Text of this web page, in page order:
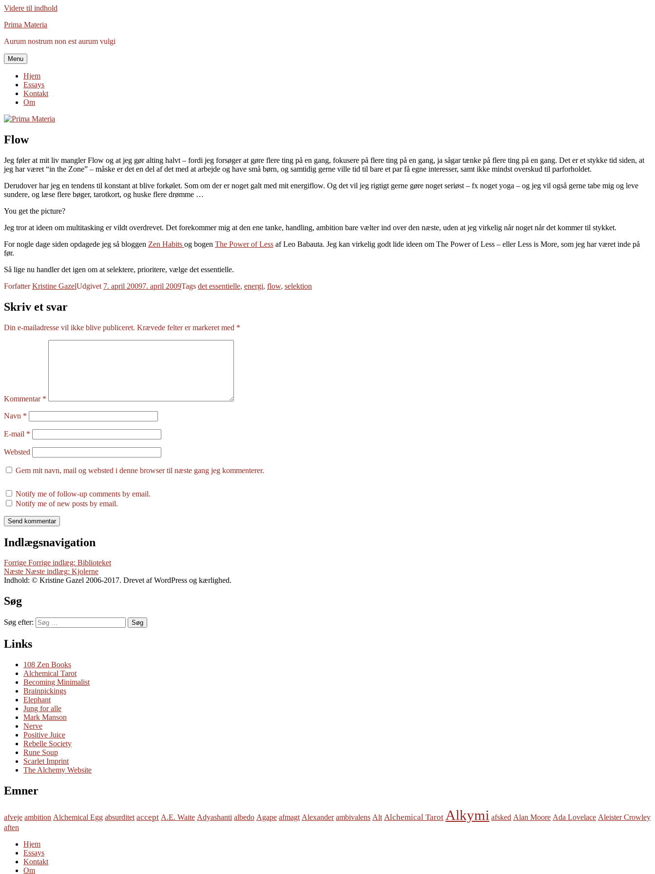
Videre til indhold
Prima Materia
Aurum nostrum non est aurum vulgi
Menu
Hjem
Essays
Kontakt
Om
Flow
Jeg føler at mit liv mangler Flow og at jeg gør alting halvt – fordi jeg forsøger at gøre flere ting på en gang, fokusere på flere ting på en gang, ja sågar tænke på flere ting på en gang. Det er et stykke tid siden, at
jeg har været “in the Zone” – måske er det en del af det med at arbejde og have små børn, og samtidig gerne ville tid til bare et par få egne interesser, samt ikke mindst overskud til parforholdet.
Derudover har jeg en tendens til konstant at blive forkølet. Som om der er noget galt med mit energiflow. Og det vil jeg rigtigt gerne gøre noget seriøst – fx noget yoga – og jeg vil også gerne tabe mig og leve
sundere, og læse flere bøger, tarotkort, og huske flere drømme …
You get the picture?
Jeg tror at ideen om multitasking er vildt overdrevet. Det forekommer mig at den ene tanke, handling, ambition bare vælter ind over den næste, uden at jeg virkelig når noget når det kommer til stykket.
For nogle dage siden opdagede jeg så bloggen Zen Habits og bogen The Power of Less af Leo Babauta. Jeg kan virkelig godt lide ideen om The Power of Less – eller Less is More, som jeg har været inde på
før.
Så lige nu handler det igen om at selektere, prioritere, vælge det essentielle.
ForfatterKristine GazelUdgivet 7. april 20097. april 2009Tags det essentielle, energi, flow, selektion
Skriv et svar
Din e-mailadresse vil ikke blive publiceret. Krævede felter er markeret med *
Kommentar *
Navn *
E-mail *
Websted
Gem mit navn, mail og websted i denne browser til næste gang jeg kommenterer.
Notify me of follow-up comments by email.
Notify me of new posts by email.
Indlægsnavigation
Forrige Forrige indlæg: Biblioteket
Næste Næste indlæg: Kjolerne
Indhold: © Kristine Gazel 2006-2017. Drevet af WordPress og kærlighed.
Søg
Søg efter: Søg
Links
108 Zen Books
Alchemical Tarot
Becoming Minimalist
Brainpickings
Elephant
Jung for alle
Mark Manson
Nerve
Positive Juice
Rebelle Society
Rune Soup
Scarlet Imprint
The Alchemy Website
Emner
afveje ambition Alchemical Egg absurditet accept A.E. Waite Adyashanti albedo Agape afmagt Alexander ambivalens Alt Alchemical Tarot Alkymi afsked Alan Moore Ada Lovelace Aleister Crowley
aften
Hjem
Essays
Kontakt
Om